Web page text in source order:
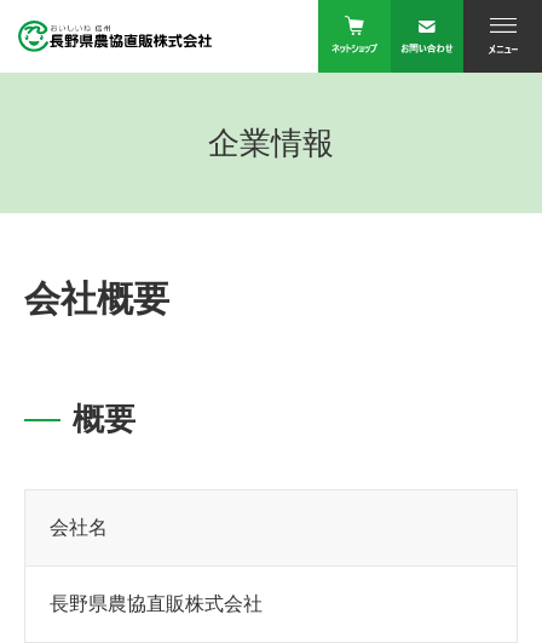
企業情報
会社概要
概要
会社名
長野県農協直販株式会社